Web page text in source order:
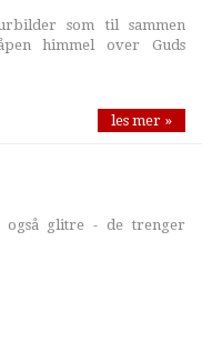
som til sammen
himmel over Guds
les mer »
også glitre - de trenger